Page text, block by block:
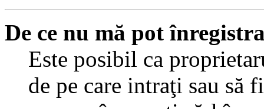
De ce nu mă pot
Este posibil ca
de pe care intraţi sau să